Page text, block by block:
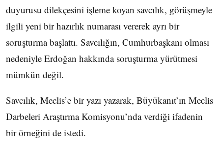
duyurusu dilekçesini işleme koyan savcılık, görüşmeyle
ilgili yeni bir hazırlık numarası vererek ayrı bir
soruşturma başlattı. Savcılığın, Cumhurbaşkanı olması
nedeniyle Erdoğan hakkında soruşturma yürütmesi
mümkün değil.
Savcılık, Meclis’e bir yazı yazarak, Büyükanıt’ın Meclis
Darbeleri Araştırma Komisyonu’nda verdiği ifadenin
bir örneğini de istedi.